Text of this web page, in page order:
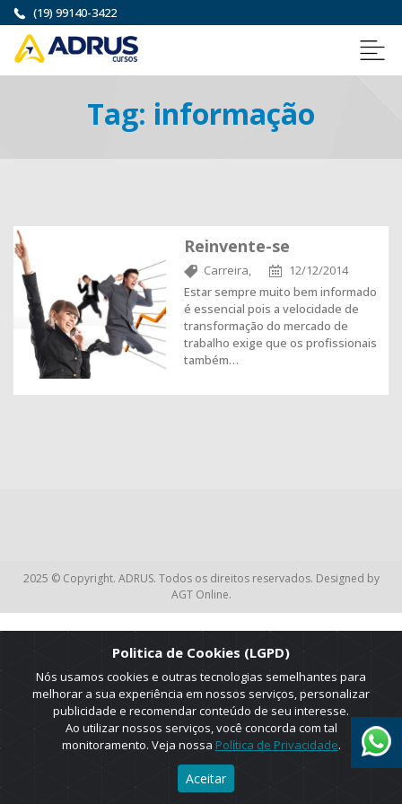
(19) 99140-3422
Tag: informação
Reinvente-se
Carreira,
12/12/2014
Estar sempre muito bem informado
é essencial pois a velocidade de
transformação do mercado de
trabalho exige que os profissionais
também…
2025 © Copyright. ADRUS. Todos os direitos reservados. Designed by
AGT Online.
Politica de Cookies (LGPD)
Nós usamos cookies e outras tecnologias semelhantes para
melhorar a sua experiência em nossos serviços, personalizar
publicidade e recomendar conteúdo de seu interesse.
Ao utilizar nossos serviços, você concorda com tal
monitoramento. Veja nossa Política de Privacidade.
Aceitar